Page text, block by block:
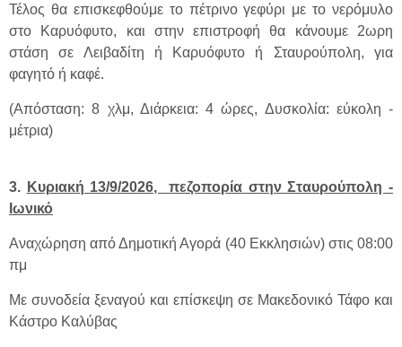
Τέλος θα επισκεφθούμε το πέτρινο γεφύρι με το νερόμυλο
στο Καρυόφυτο, και στην επιστροφή θα κάνουμε 2ωρη
στάση σε Λειβαδίτη ή Καρυόφυτο ή Σταυρούπολη, για
φαγητό ή καφέ.
(Απόσταση: 8 χλμ, Διάρκεια: 4 ώρες, Δυσκολία: εύκολη -
μέτρια)
3. Κυριακή 13/9/2026, πεζοπορία στην Σταυρούπολη -
Ιωνικό
Αναχώρηση από Δημοτική Αγορά (40 Εκκλησιών) στις 08:00
πμ
Με συνοδεία ξεναγού και επίσκεψη σε Μακεδονικό Τάφο και
Κάστρο Καλύβας